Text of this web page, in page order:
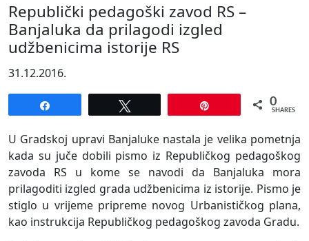
Republički pedagoški zavod RS –
Banjaluka da prilagodi izgled
udžbenicima istorije RS
31.12.2016.
0
SHARES
U Gradskoj upravi Banjaluke nastala je velika pometnja
kada su juče dobili pismo iz Republičkog pedagoškog
zavoda RS u kome se navodi da Banjaluka mora
prilagoditi izgled grada udžbenicima iz istorije. Pismo je
stiglo u vrijeme pripreme novog Urbanističkog plana,
kao instrukcija Republičkog pedagoškog zavoda Gradu.